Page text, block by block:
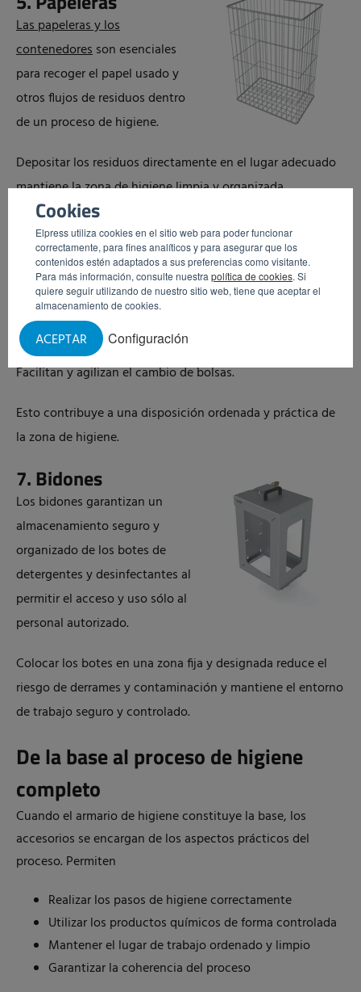
Cookies
Elpress utiliza cookies en el sitio web para poder funcionar
correctamente, para fines analíticos y para asegurar que los
contenidos estén adaptados a sus preferencias como visitante.
Para más información, consulte nuestra política de cookies. Si
quiere seguir utilizando de nuestro sitio web, tiene que aceptar el
almacenamiento de cookies.
Configuración
ACEPTAR
Las papeleras y los
contenedoresson esenciales
para recoger el papel usado y
otros flujos de residuos dentro
de un proceso de higiene.
Depositar los residuos directamente en el lugar adecuado
mantiene la zona de higiene limpia y organizada.
6. Soportes para
bolsas de basura
Los soportes para bolsas de
basuragarantizan que éstas
permanezcan en su sitio de
forma segura e higiénica.
Facilitan y agilizan el cambio de bolsas.
Esto contribuye a una disposición ordenada y práctica de
la zona de higiene.
7. Bidones
Los bidones garantizan un
almacenamiento seguro y
organizado de los botes de
detergentes y desinfectantes al
permitir el acceso y uso sólo al
personal autorizado.
Colocar los botes en una zona fija y designada reduce el
riesgo de derrames y contaminación y mantiene el entorno
de trabajo seguro y controlado.
De la base al proceso de higiene
completo
Cuando el armario de higiene constituye la base, los
accesorios se encargan de los aspectos prácticos del
proceso. Permiten
Realizar los pasos de higiene correctamente
Utilizar los productos químicos de forma controlada
Mantener el lugar de trabajo ordenado y limpio
Garantizar la coherencia del proceso